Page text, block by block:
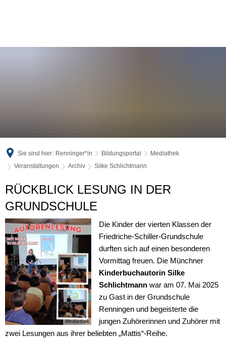
Sie sind hier: Renninger*in Bildungsportal
Mediathek
Veranstaltungen
Archiv Silke Schlichtmann
Silke
Schlichtmann
RÜCKBLICK LESUNG IN DER
GRUNDSCHULE
Mediathek
Die Kinder der vierten Klassen der
Friedriche-Schiller-Grundschule
durften sich auf einen besonderen
Vormittag freuen. Die Münchner
Kinderbuchautorin Silke
Schlichtmann war am 07. Mai 2025
zu Gast in der Grundschule
Renningen und begeisterte die
jungen Zuhörerinnen und Zuhörer mit
zwei Lesungen aus ihrer beliebten „Mattis“-Reihe.